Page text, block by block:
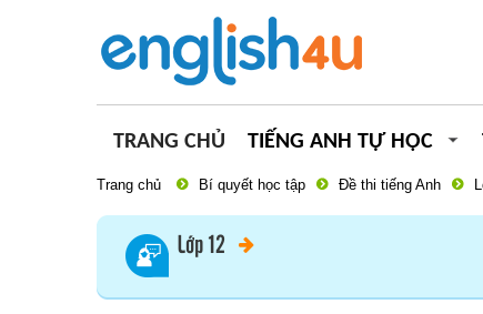
TRANG CHỦ TIẾNG ANH TỰ HỌC
Trang chủ Bí quyết học tập Đề thi tiếng Anh
Lớp 12